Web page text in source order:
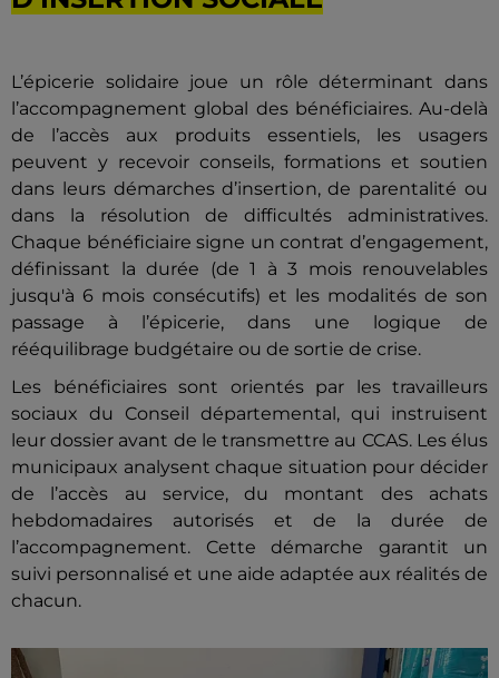
L’épicerie solidaire joue un rôle déterminant dans
l’accompagnement global des bénéficiaires. Au-delà
de l’accès aux produits essentiels, les usagers
peuvent y recevoir conseils, formations et soutien
dans leurs démarches d’insertion, de parentalité ou
dans la résolution de difficultés administratives.
Chaque bénéficiaire signe un contrat d’engagement,
définissant la durée (de 1 à 3 mois renouvelables
jusqu'à 6 mois consécutifs) et les modalités de son
passage à l’épicerie, dans une logique de
rééquilibrage budgétaire ou de sortie de crise.
Les bénéficiaires sont orientés par les travailleurs
sociaux du Conseil départemental, qui instruisent
leur dossier avant de le transmettre au CCAS. Les élus
municipaux analysent chaque situation pour décider
de l’accès au service, du montant des achats
hebdomadaires autorisés et de la durée de
l’accompagnement. Cette démarche garantit un
suivi personnalisé et une aide adaptée aux réalités de
chacun.